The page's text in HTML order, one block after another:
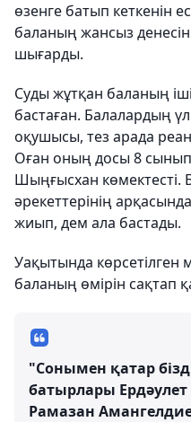
өзенге батып кеткенін
баланың жансыз
шығарды.
Суды жұтқан баланың іші
бастаған. Балалардың
оқушысы, тез арада
Оған оның досы 8
Шыңғысхан
әрекеттерінің
жиып, дем ала бастады.
Уақытында
баланың өмірін сақтап
"Сонымен қатар
батырлары
Рамазан